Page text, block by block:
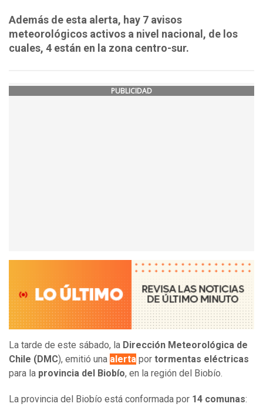
Además de esta alerta, hay 7 avisos
meteorológicos activos a nivel nacional, de los
cuales, 4 están en la zona centro-sur.
PUBLICIDAD
La tarde de este sábado, la Dirección Meteorológica de
Chile (DMC), emitió una alerta por tormentas eléctricas
para la provincia del Biobío, en la región del Biobío.
La provincia del Biobío está conformada por 14 comunas: